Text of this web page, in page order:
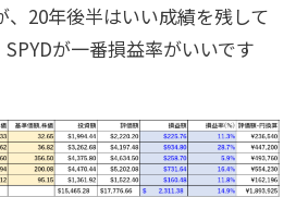
、20年後半はいい成績を残して
が一番損益率がいいです